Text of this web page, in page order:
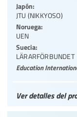
Japón:
JTU (NIKKYOSO)
Noruega:
UEN
Suecia:
LÄRARFÖRBUNDET
Education
Ver detalles del